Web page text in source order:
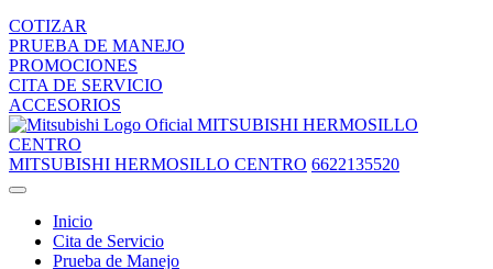
COTIZAR
PRUEBA DE MANEJO
PROMOCIONES
CITA DE SERVICIO
ACCESORIOS
MITSUBISHI HERMOSILLO
CENTRO
MITSUBISHI HERMOSILLO CENTRO 6622135520
Inicio
Cita de Servicio
Prueba de Manejo